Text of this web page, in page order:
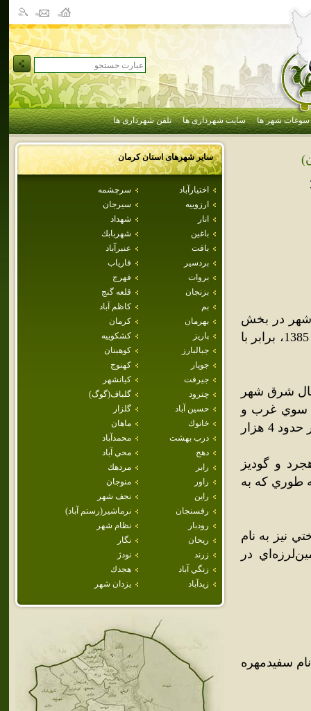
سوغات شهر ها سایت شهرداری ها تلفن شهرداری ها
سایر شهرهای استانكرمان
اختيارآباد
سرچشمه
ارزوييه
سيرجان
انار
شهداد
باغين
شهربابك
بافت
عنبرآباد
بردسير
فارياب
بروات
فهرج
بزنجان
قلعه گنج
بم
كاظم آباد
بهرمان
كرمان
پاريز
كشكوييه
جبالبارز
كوهبنان
جوپار
كهنوج
جيرفت
كيانشهر
چترود
گلباف(گوگ)
حسين آباد
گلزار
خانوك
ماهان
درب بهشت
محمدآباد
دهج
محي آباد
رابر
مردهك
راور
منوجان
راين
نجف شهر
رفسنجان
نرماشير(رستم آباد)
رودبار
نظام شهر
ريحان
نگار
زرند
نودژ
زنگي آباد
هجدك
زيدآباد
يزدان شهر
شهر در بخش
شهداد شهرستان کرمان قرار گرفته است.جمعيت اين شهر در سال 1385، برابر با
و ?100? کيلومتري شمال شرق شهر
سوي غرب و
کوير لوت از سوي شرق قرار گرفته است.جمعيت سال 1386 آن را در حدود 4 هزار
و گوديز
طوري‌ که به
نيز به نام
1376 خورشيدي زمين‌لرزه‌اي در
سفيدمهره